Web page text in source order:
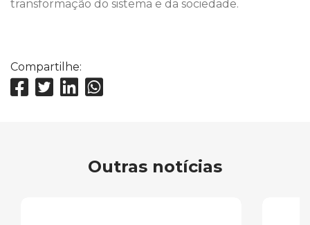
transformação do sistema e da sociedade.
Compartilhe:
Outras notícias